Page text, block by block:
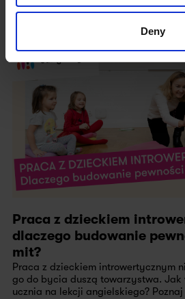
Deny
Czytaj więcej
Praca z dzieckiem
dlaczego budowanie
mit?
Praca z dzieckiem introwertycznym
go do bycia duszą towarzystwa. Jak
ucznia na lekcji angielskiego?